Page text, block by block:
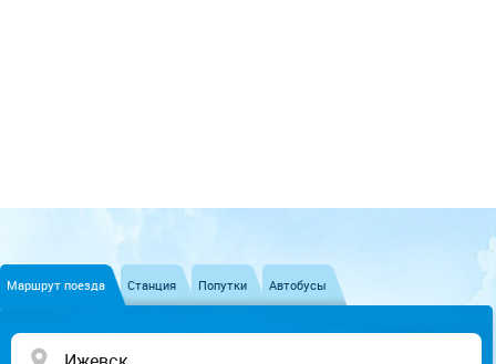
Маршрут поезда Станция Попутки Автобусы